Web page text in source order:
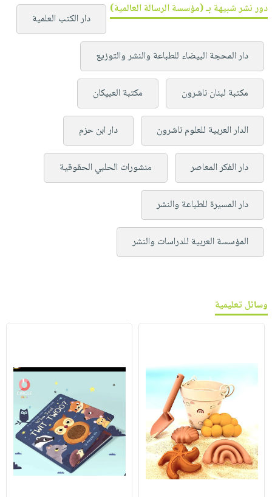
دور نشر شبيهة بـ (مؤسسة الرسالة العالمية)
دار الكتب العلمية
دار المحجة البيضاء للطباعة والنشر والتوزيع
مكتبة لبنان ناشرون مكتبة العبيكان
الدار العربية للعلوم ناشرون دار ابن حزم
دار الفكر المعاصر منشورات الحلبي الحقوقية
دار المسيرة للطباعة والنشر
المؤسسة العربية للدراسات والنشر
وسائل تعليمية